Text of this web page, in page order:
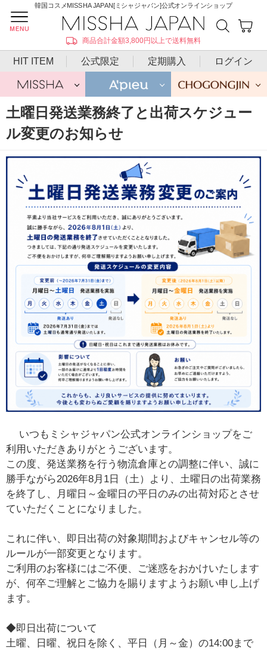
韓国コスメMISSHA JAPAN[ミシャジャパン]公式オンラインショップ
商品合計金額3,800円以上で送料無料
HIT ITEM 公式限定 定期購入 ログイン
土曜日発送業務終了と出荷スケジュー
ル変更のお知らせ
利用いただきありがとうございます。
この度、発送業務を行う物流倉庫との調整に伴い、誠に
勝手ながら2026年8月1日（土）より、土曜日の出荷業務
を終了し、月曜日～金曜日の平日のみの出荷対応とさせ
ていただくことになりました。
これに伴い、即日出荷の対象期間およびキャンセル等の
ルールが一部変更となります。
ご利用のお客様にはご不便、ご迷惑をおかけいたします
が、何卒ご理解とご協力を賜りますようお願い申し上げ
ます。
◆即日出荷について
土曜、日曜、祝日を除く、平日（月～金）の14:00まで